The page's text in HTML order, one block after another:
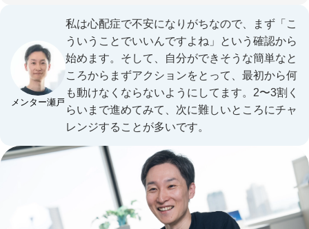
メンター瀬戸
私は心配症で不安になりがちなので、まず「こ
ういうことでいいんですよね」という確認から
始めます。そして、自分ができそうな簡単なと
ころからまずアクションをとって、最初から何
も動けなくならないようにしてます。2〜3割く
らいまで進めてみて、次に難しいところにチャ
レンジすることが多いです。